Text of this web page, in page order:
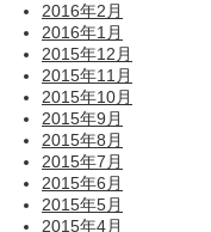
2016年2月
2016年1月
2015年12月
2015年11月
2015年10月
2015年9月
2015年8月
2015年7月
2015年6月
2015年5月
2015年4月